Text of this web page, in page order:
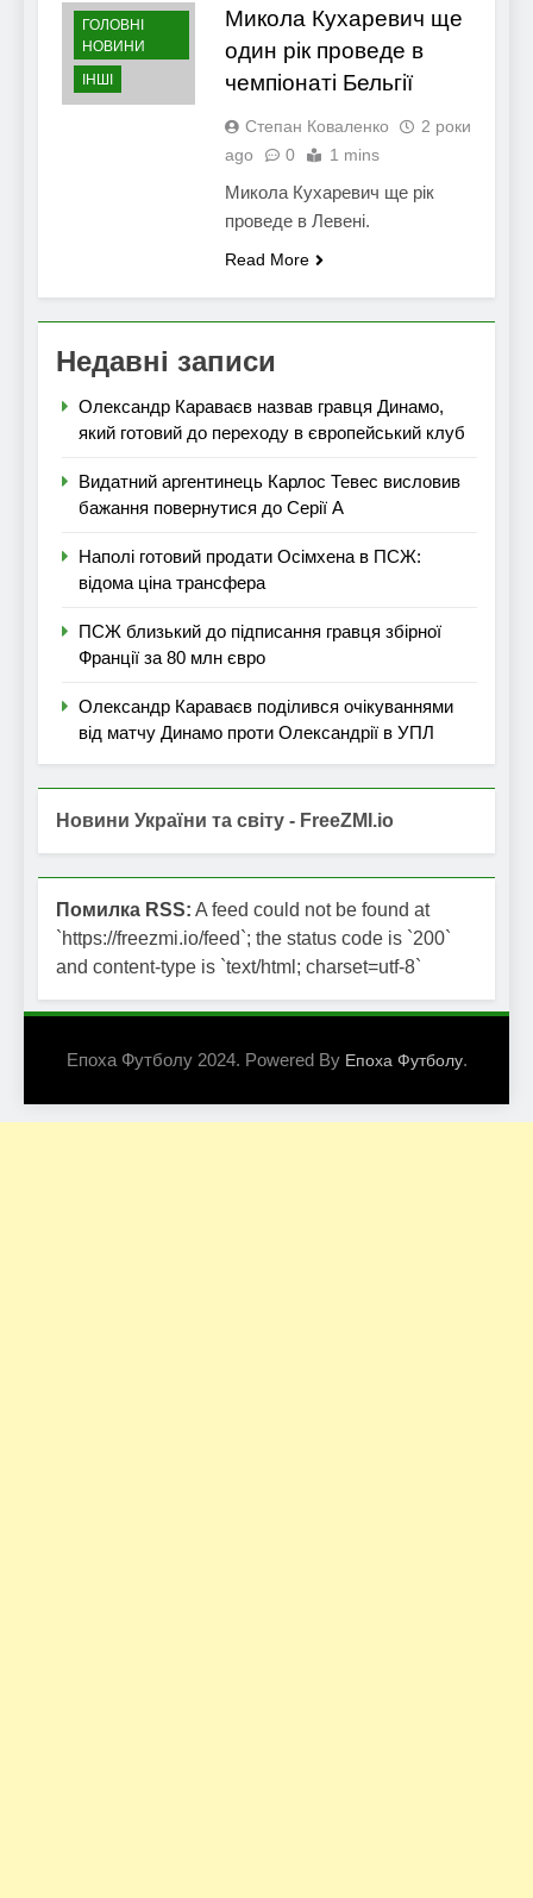
ГОЛОВНІ
НОВИНИ
ІНШІ
Микола Кухаревич ще
один рік проведе в
чемпіонаті Бельгії
Степан Коваленко
2 роки
ago
0 1 mins
Микола Кухаревич ще рік
проведе в Левені.
Read More
Недавні записи
Олександр Караваєв назвав гравця Динамо,
який готовий до переходу в європейський клуб
Видатний аргентинець Карлос Тевес висловив
бажання повернутися до Серії А
Наполі готовий продати Осімхена в ПСЖ:
відома ціна трансфера
ПСЖ близький до підписання гравця збірної
Франції за 80 млн євро
Олександр Караваєв поділився очікуваннями
від матчу Динамо проти Олександрії в УПЛ
Новини України та світу - FreeZMI.io
Помилка RSS: A feed could not be found at
`https://freezmi.io/feed`; the status code is `200`
and content-type is `text/html; charset=utf-8`
Епоха Футболу 2024. Powered By Епоха Футболу.